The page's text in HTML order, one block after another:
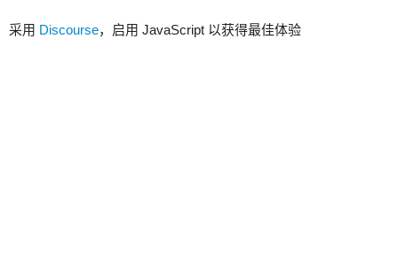
采用 Discourse，启用 JavaScript 以获得最佳体验